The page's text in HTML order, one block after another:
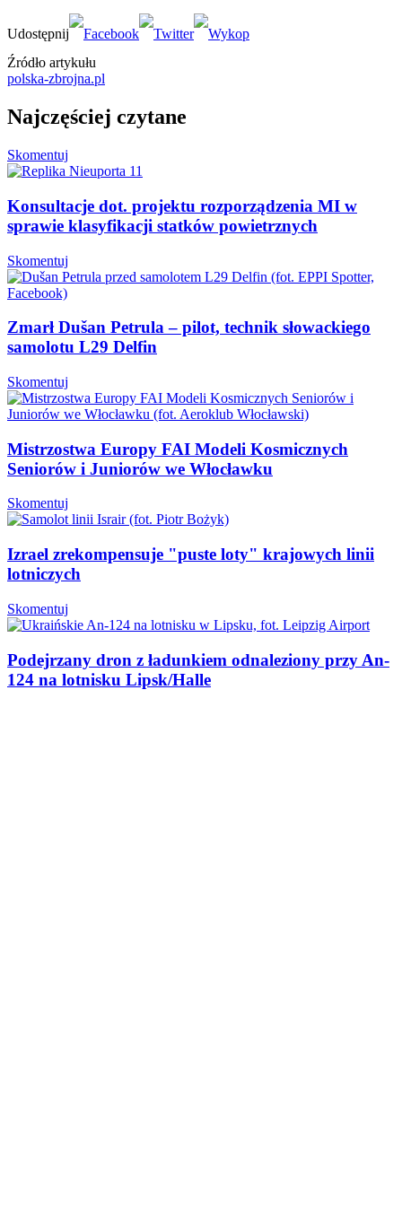
Źródło artykułu
polska-zbrojna.pl
Najczęściej czytane
Skomentuj
Konsultacje dot. projektu rozporządzenia MI w
sprawie klasyfikacji statków powietrznych
Skomentuj
Zmarł Dušan Petrula – pilot, technik słowackiego
samolotu L29 Delfin
Skomentuj
Mistrzostwa Europy FAI Modeli Kosmicznych
Seniorów i Juniorów we Włocławku
Skomentuj
Izrael zrekompensuje "puste loty" krajowych linii
lotniczych
Skomentuj
Podejrzany dron z ładunkiem odnaleziony przy An-
124 na lotnisku Lipsk/Halle